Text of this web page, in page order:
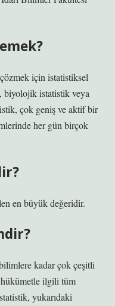
için istatistiksel
biyolojik istatistik veya
çok geniş ve aktif bir
her gün birçok
en büyük değeridir.
kadar çok çeşitli
ilgili tüm
yukarıdaki